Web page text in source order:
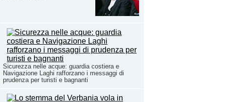
Sicurezza nelle acque: guardia costiera e
Navigazione Laghi rafforzano i messaggi di
prudenza per turisti e bagnanti